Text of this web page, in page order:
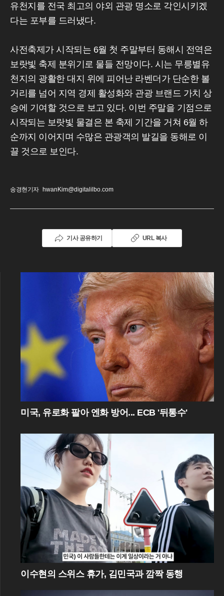
유천지를 전국 최고의 야외 관광 명소로 각인시키겠
다는 포부를 드러냈다.
사전축제가 시작되는 6월 첫 주말부터 동해시 전역은
보랏빛 축제 분위기로 물들 전망이다. 시는 무릉별유
천지의 광활한 대지 위에 피어난 라벤더가 단순한 볼
거리를 넘어 지역 경제 활성화와 관광 브랜드 가치 상
승에 기여할 것으로 보고 있다. 이번 주말을 기점으로
시작되는 보랏빛 물결은 본 축제 기간을 거쳐 6월 하
순까지 이어지며 수많은 관광객의 발길을 동해로 이
끌 것으로 보인다.
송경현기자 hwanKim@digitalilbo.com
기사 공유하기 URL 복사
미국, 유로화 팔아 엔화 방어... ECB '뒤통수'
이수현의 스위스 휴가, 김민국과 깜짝 동행